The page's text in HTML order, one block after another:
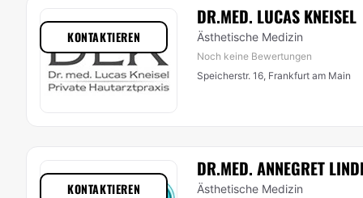
DR.MED. LUCAS KNEISEL
Ästhetische Medizin
Noch keine Bewertungen
Speicherstr. 16, Frankfurt am Main
KONTAKTIEREN
DR.MED. ANNEGRET
Ästhetische Medizin
KONTAKTIEREN